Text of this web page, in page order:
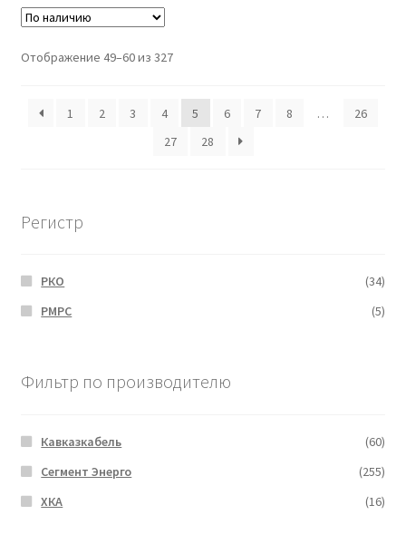
Отображение 49–60 из 327
1 2 3 4 5 6 7 8 …
26
27
28
Регистр
РКО
(34)
РМРС
(5)
Фильтр по производителю
Кавказкабель
(60)
Сегмент Энерго
(255)
ХКА
(16)